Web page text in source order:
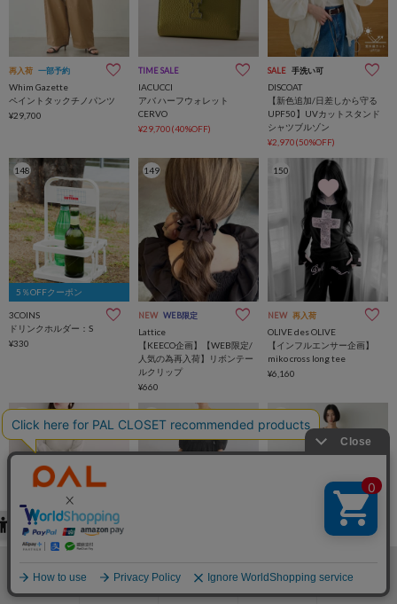
再入荷 一部予約
Whim Gazette
ペイントタックチノパンツ
¥29,700
TIME SALE
IACUCCI
アバ ハーフウォレット
CERVO
¥29,700(40%OFF)
SALE 手洗い可
DISCOAT
【新色追加/日差しから守る
UPF50】UVカットスタンド
シャツブルゾン
¥2,970(50%OFF)
148
5％OFFクーポン
3COINS
ドリンクホルダー：S
¥330
149
NEW WEB限定
Lattice
【KEECO企画】【WEB限定/
人気の為再入荷】リボンテー
ルクリップ
¥660
150
NEW 再入荷
OLIVE des OLIVE
【インフルエンサー企画】
miko cross long tee
¥6,160
2BUY10％OFFクーポン
natural couture
前後２WAYラメテレコワンピ
BEARDSLEY
MAX15％OFFクーポン
GALLARDAGALANTE
＜Oggi 6月号掲載アイテム＞